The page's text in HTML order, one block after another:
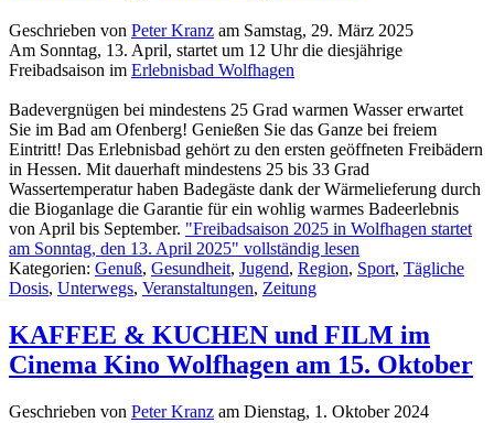
Geschrieben von Peter Kranz am Samstag, 29. März 2025
Am Sonntag, 13. April, startet um 12 Uhr die diesjährige
Freibadsaison im Erlebnisbad Wolfhagen
Badevergnügen bei mindestens 25 Grad warmen Wasser erwartet
Sie im Bad am Ofenberg! Genießen Sie das Ganze bei freiem
Eintritt! Das Erlebnisbad gehört zu den ersten geöffneten Freibädern
in Hessen. Mit dauerhaft mindestens 25 bis 33 Grad
Wassertemperatur haben Badegäste dank der Wärmelieferung durch
die Bioganlage die Garantie für ein wohlig warmes Badeerlebnis
von April bis September. "Freibadsaison 2025 in Wolfhagen startet
am Sonntag, den 13. April 2025" vollständig lesen
Kategorien: Genuß, Gesundheit, Jugend, Region, Sport, Tägliche
Dosis, Unterwegs, Veranstaltungen, Zeitung
KAFFEE & KUCHEN und FILM im
Cinema Kino Wolfhagen am 15. Oktober
Geschrieben von Peter Kranz am Dienstag, 1. Oktober 2024